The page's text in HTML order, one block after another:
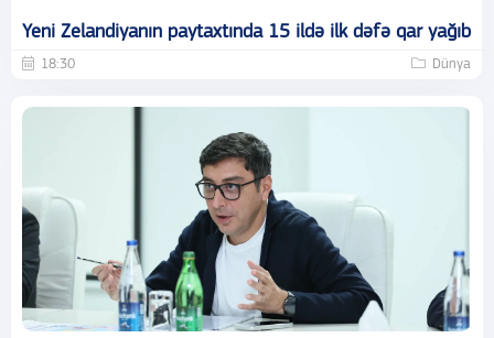
Yeni Zelandiyanın paytaxtında 15 ildə ilk dəfə qar yağıb
18:30 Dünya